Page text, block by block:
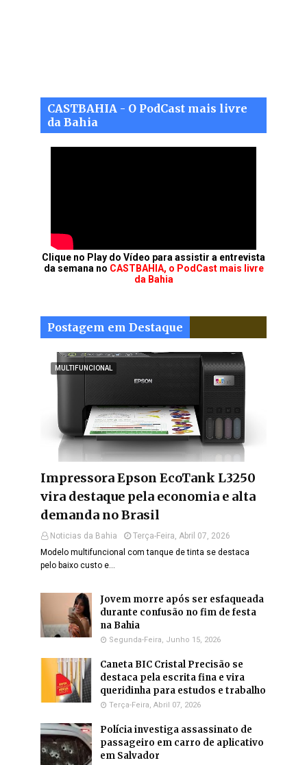
CASTBAHIA - O PodCast mais livre
da Bahia
Clique no Play do Vídeo para assistir a entrevista
da semana no CASTBAHIA, o PodCast mais livre
da Bahia
Postagem em Destaque
MULTIFUNCIONAL
Impressora Epson EcoTank L3250
vira destaque pela economia e alta
demanda no Brasil
Noticias da Bahia
Terça-Feira, Abril 07, 2026
Modelo multifuncional com tanque de tinta se destaca
pelo baixo custo e…
Jovem morre após ser esfaqueada
durante confusão no fim de festa
na Bahia
Segunda-Feira, Junho 15, 2026
Caneta BIC Cristal Precisão se
destaca pela escrita fina e vira
queridinha para estudos e trabalho
Terça-Feira, Abril 07, 2026
Polícia investiga assassinato de
passageiro em carro de aplicativo
em Salvador